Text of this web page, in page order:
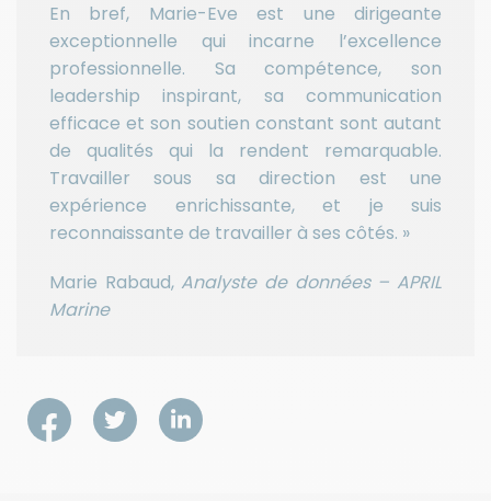
En bref, Marie-Eve est une dirigeante
exceptionnelle qui incarne l’excellence
professionnelle. Sa compétence, son
leadership inspirant, sa communication
efficace et son soutien constant sont autant
de qualités qui la rendent remarquable.
Travailler sous sa direction est une
expérience enrichissante, et je suis
reconnaissante de travailler à ses côtés. »
Marie Rabaud, Analyste de données – APRIL
Marine